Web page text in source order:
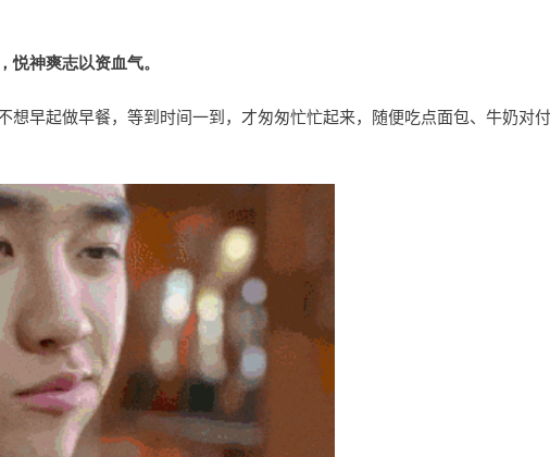
悦神爽志以资血气。
想早起做早餐，等到时间一到，才匆匆忙忙起来，随便吃点面包、牛奶对付